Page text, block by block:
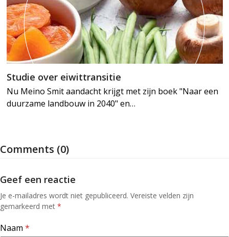
Studie over eiwittransitie
Nu Meino Smit aandacht krijgt met zijn boek "Naar een
duurzame landbouw in 2040" en…
Comments (0)
Geef een reactie
Je e-mailadres wordt niet gepubliceerd. Vereiste velden zijn
gemarkeerd met *
Naam *